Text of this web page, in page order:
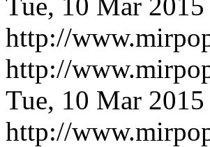
http://
http://
Tue, 10 Mar
http://